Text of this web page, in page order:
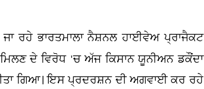
ਰਹੇ ਭਾਰਤਮਾਲਾ ਨੈਸ਼ਨਲ ਹਾਈਵੇਅ ਪ੍ਰਾਜੈਕਟ
ਦੇ ਵਿਰੋਧ 'ਚ ਅੱਜ ਕਿਸਾਨ ਯੂਨੀਅਨ ਡਕੌਂਦਾ
ਗਿਆ। ਇਸ ਪ੍ਰਦਰਸ਼ਨ ਦੀ ਅਗਵਾਈ ਕਰ ਰਹੇ